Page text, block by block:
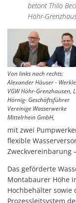
betont Thilo
Höhr-
Von links nach rechts:
Alexander Häuser -
VGW Höhr-Grenzhausen,
Hörnig- Geschäftsführer
Vereinige Wasserwerke
Mittelrhein GmbH,
mit zwei
flexible
Zweckvereinbarung
Das geförderte
Montabaurer Höhe
Hochbehälter sowie
Prozessleitsystem